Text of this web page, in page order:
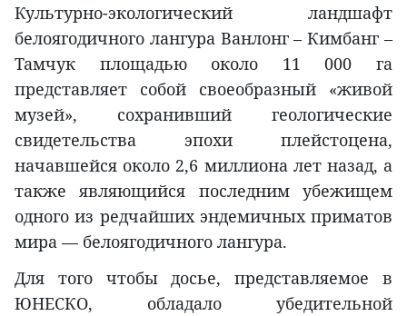
Культурно-экологический ландшафт
белоягодичного лангура Ванлонг – Кимбанг –
Тамчук площадью около 11 000 га
представляет собой своеобразный «живой
музей», сохранивший геологические
свидетельства эпохи плейстоцена,
начавшейся около 2,6 миллиона лет назад, а
также являющийся последним убежищем
одного из редчайших эндемичных приматов
мира — белоягодичного лангура.
Для того чтобы досье, представляемое в
ЮНЕСКО, обладало убедительной